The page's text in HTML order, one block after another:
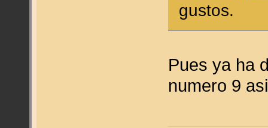
gustos.
Pues ya ha
numero 9